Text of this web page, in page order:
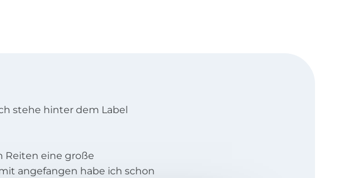
stehe hinter dem Label
Reiten eine große
angefangen habe ich schon